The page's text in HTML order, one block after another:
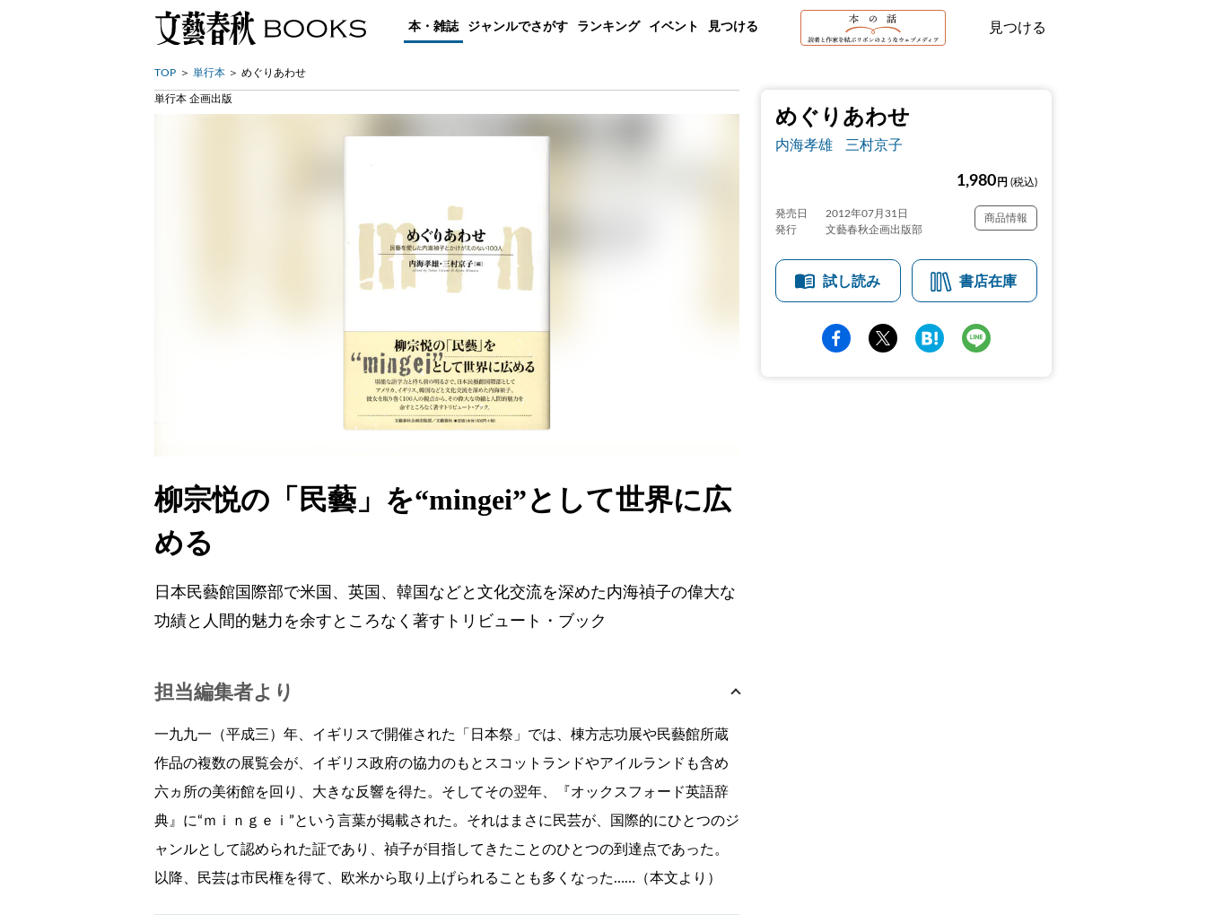
本・雑誌 ジャンルでさがす ランキング イベント 見つける 見つける
TOP 単行本 めぐりあわせ
めぐりあわせ
内海孝雄 三村京子
1,980 円 (税込)
発売日
2012年07月31日
発行
文藝春秋企画出版部
商品情報
試し読み 書店在庫
単行本 企画出版
柳宗悦の「民藝」を“mingei”として世界に広
める
日本民藝館国際部で米国、英国、韓国などと文化交流を深めた内海禎子の偉大な
功績と人間的魅力を余すところなく著すトリビュート・ブック
担当編集者より
一九九一（平成三）年、イギリスで開催された「日本祭」では、棟方志功展や民藝館所蔵
作品の複数の展覧会が、イギリス政府の協力のもとスコットランドやアイルランドも含め
六ヵ所の美術館を回り、大きな反響を得た。そしてその翌年、『オックスフォード英語辞
典』に“ｍｉｎｇｅｉ”という言葉が掲載された。それはまさに民芸が、国際的にひとつのジ
ャンルとして認められた証であり、禎子が目指してきたことのひとつの到達点であった。
以降、民芸は市民権を得て、欧米から取り上げられることも多くなった……（本文より）